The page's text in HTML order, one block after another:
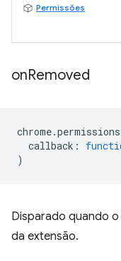
Permissões
onRemoved
chrome.permissions
callback :
)
Disparado quando
da extensão.